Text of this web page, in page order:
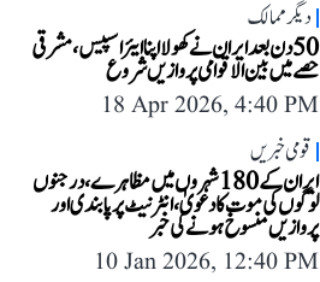
دیگر ممالک
50 دن بعد ایران نے کھولا اپنا ایئر اسپیس، مشرقی
حصے میں بین الاقوامی پروازیں شروع
18 Apr 2026, 4:40 PM
قومی خبریں
ایران کے 180 شہروں میں مظاہرے، درجنوں
لوگوں کی موت کا دعویٰ، انٹرنیٹ پر پابندی اور
پروازیں منسوخ ہونے کی خبر
10 Jan 2026, 12:40 PM